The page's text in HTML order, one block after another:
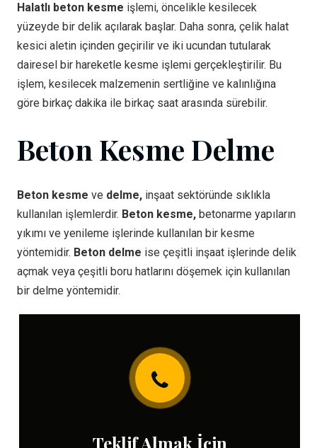
Halatlı beton kesme işlemi, öncelikle kesilecek
yüzeyde bir delik açılarak başlar. Daha sonra, çelik halat
kesici aletin içinden geçirilir ve iki ucundan tutularak
dairesel bir hareketle kesme işlemi gerçekleştirilir. Bu
işlem, kesilecek malzemenin sertliğine ve kalınlığına
göre birkaç dakika ile birkaç saat arasında sürebilir.
Beton Kesme Delme
Beton kesme ve delme, inşaat sektöründe sıklıkla
kullanılan işlemlerdir. Beton kesme, betonarme yapıların
yıkımı ve yenileme işlerinde kullanılan bir kesme
yöntemidir. Beton delme ise çeşitli inşaat işlerinde delik
açmak veya çeşitli boru hatlarını döşemek için kullanılan
bir delme yöntemidir.
Teklif Almak İçin